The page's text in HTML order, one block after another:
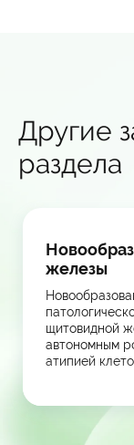
Другие
раздела
железы
щитовидной
автономным
атипией